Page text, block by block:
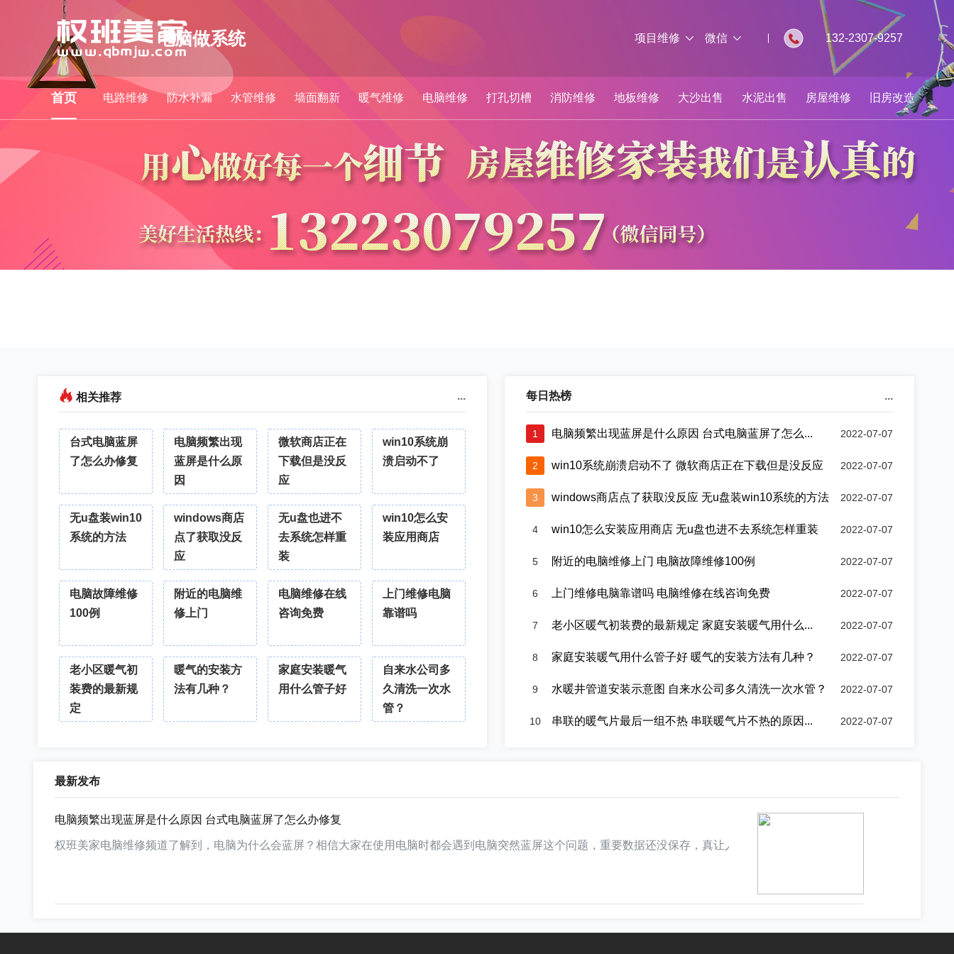
电脑做系统 项目维修 微信 132-2307-9257
首页 电路维修 防水补漏 水管维修 墙面翻新 暖气维修 电脑维修 打孔切槽 消防维修 地板维修 大沙出售 水泥出售 房屋维修 旧房改造
相关推荐 ...
台式电脑蓝屏
了怎么办修复
电脑频繁出现
蓝屏是什么原
因
微软商店正在
下载但是没反
应
win10系统崩
溃启动不了
无u盘装win10
系统的方法
windows商店
点了获取没反
应
无u盘也进不
去系统怎样重
装
win10怎么安
装应用商店
电脑故障维修
100例
附近的电脑维
修上门
电脑维修在线
咨询免费
上门维修电脑
靠谱吗
老小区暖气初
装费的最新规
定
暖气的安装方
法有几种？
家庭安装暖气
用什么管子好
自来水公司多
久清洗一次水
管？
每日热榜 ...
1 电脑频繁出现蓝屏是什么原因 台式电脑蓝屏了怎么... 2022-07-07
2 win10系统崩溃启动不了 微软商店正在下载但是没反应 2022-07-07
3 windows商店点了获取没反应 无u盘装win10系统的方法 2022-07-07
4 win10怎么安装应用商店 无u盘也进不去系统怎样重装 2022-07-07
5 附近的电脑维修上门 电脑故障维修100例 2022-07-07
6 上门维修电脑靠谱吗 电脑维修在线咨询免费 2022-07-07
7 老小区暖气初装费的最新规定 家庭安装暖气用什么... 2022-07-07
8 家庭安装暖气用什么管子好 暖气的安装方法有几种？ 2022-07-07
9 水暖井管道安装示意图 自来水公司多久清洗一次水管？ 2022-07-07
10 串联的暖气片最后一组不热 串联暖气片不热的原因... 2022-07-07
最新发布
电脑频繁出现蓝屏是什么原因 台式电脑蓝屏了怎么办修复
权班美家电脑维修频道了解到，电脑为什么会蓝屏？相信大家在使用电脑时都会遇到电脑突然蓝屏这个问题，重要数据还没保存，真让人抓狂!那么